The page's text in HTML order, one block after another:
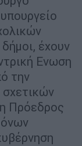
έχουν
Ενωση
την
σχετικών
Πρόεδρος